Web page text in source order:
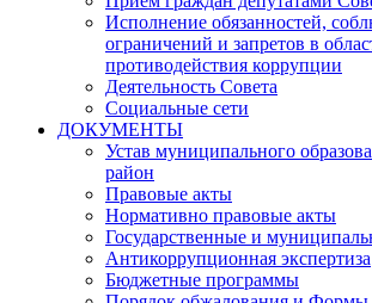
Исполнение обязанностей,
ограничений и запретов в
противодействия коррупции
Деятельность Совета
Социальные сети
ДОКУМЕНТЫ
Устав муниципального
район
Правовые акты
Нормативно правовые акты
Государственные и
Антикоррупционная экспертиза
Бюджетные программы